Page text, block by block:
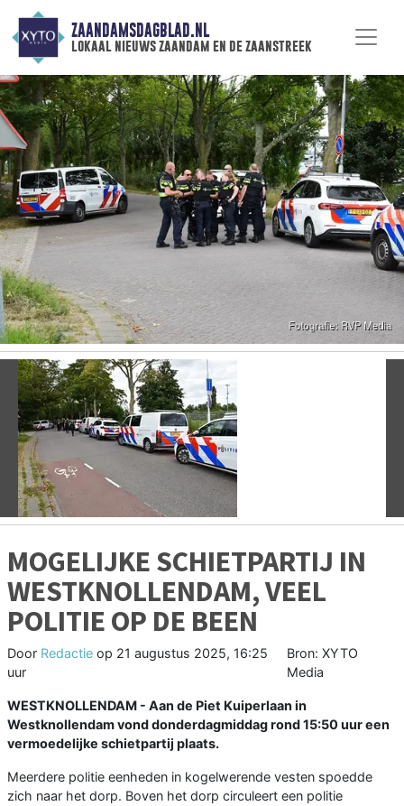
ZAANDAMSDAGBLAD.NL
lokaal nieuws zaandam en de zaanstreek
Vorige
MOGELIJKE SCHIETPARTIJ IN
WESTKNOLLENDAM, VEEL
POLITIE OP DE BEEN
Door Redactie op 21 augustus 2025, 16:25
uur
Bron: XYTO
Media
WESTKNOLLENDAM - Aan de Piet Kuiperlaan in
Westknollendam vond donderdagmiddag rond 15:50 uur een
vermoedelijke schietpartij plaats.
Meerdere politie eenheden in kogelwerende vesten spoedde
zich naar het dorp. Boven het dorp circuleert een politie